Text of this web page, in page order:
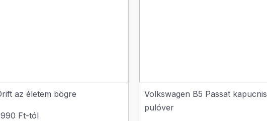
az életem bögre
Ft-tól
Volkswagen B5 Passat kapucnis
pulóver